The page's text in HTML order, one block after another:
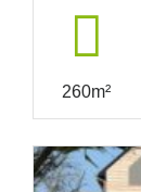
260m²